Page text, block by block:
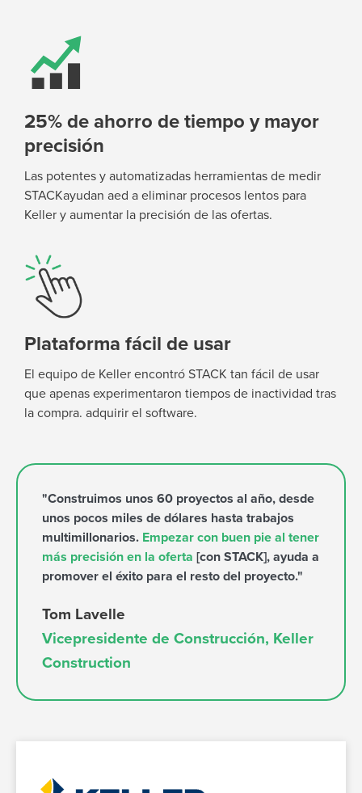
25% de ahorro de tiempo y mayor
precisión
Las potentes y automatizadas herramientas de medir
STACKayudan aed a eliminar procesos lentos para
Keller y aumentar la precisión de las ofertas.
Plataforma fácil de usar
El equipo de Keller encontró STACK tan fácil de usar
que apenas experimentaron tiempos de inactividad tras
la compra. adquirir el software.
"Construimos unos 60 proyectos al año, desde
unos pocos miles de dólares hasta trabajos
multimillonarios. Empezar con buen pie al tener
más precisión en la oferta [con STACK], ayuda a
promover el éxito para el resto del proyecto."
Tom Lavelle
Vicepresidente de Construcción, Keller
Construction